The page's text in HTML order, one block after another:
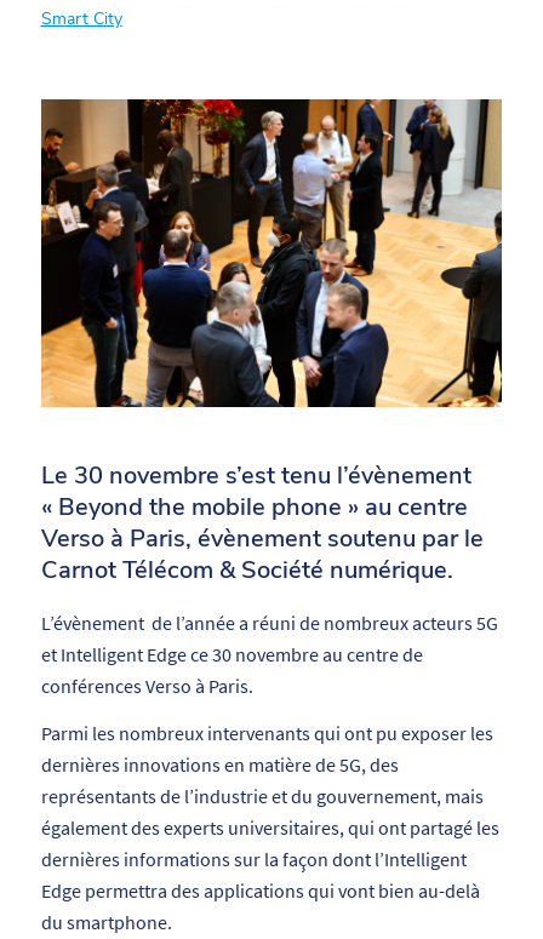
Smart City
Le 30 novembre s’est tenu l’évènement
« Beyond the mobile phone » au centre
Verso à Paris, évènement soutenu par le
Carnot Télécom & Société numérique.
L’évènement de l’année a réuni de nombreux acteurs 5G
et Intelligent Edge ce 30 novembre au centre de
conférences Verso à Paris.
Parmi les nombreux intervenants qui ont pu exposer les
dernières innovations en matière de 5G, des
représentants de l’industrie et du gouvernement, mais
également des experts universitaires, qui ont partagé les
dernières informations sur la façon dont l’Intelligent
Edge permettra des applications qui vont bien au-delà
du smartphone.